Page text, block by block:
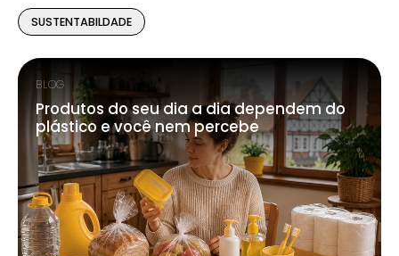
SUSTENTABILDADE
BLOG
Produtos do seu dia a dia dependem do
plástico e você nem percebe